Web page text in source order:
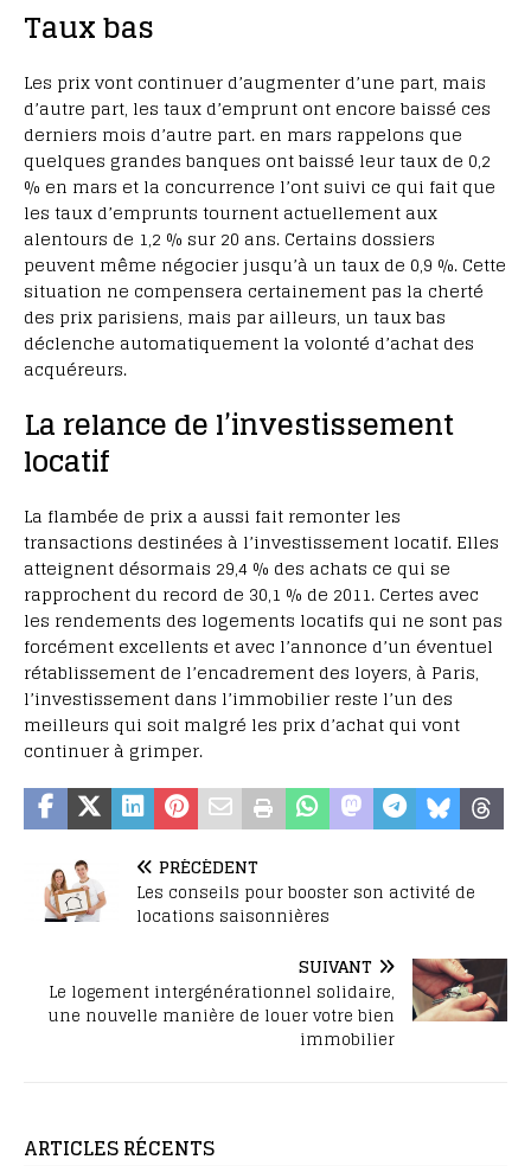
Taux bas
Les prix vont continuer d’augmenter d’une part, mais
d’autre part, les taux d’emprunt ont encore baissé ces
derniers mois d’autre part. en mars rappelons que
quelques grandes banques ont baissé leur taux de 0,2
% en mars et la concurrence l’ont suivi ce qui fait que
les taux d’emprunts tournent actuellement aux
alentours de 1,2 % sur 20 ans. Certains dossiers
peuvent même négocier jusqu’à un taux de 0,9 %. Cette
situation ne compensera certainement pas la cherté
des prix parisiens, mais par ailleurs, un taux bas
déclenche automatiquement la volonté d’achat des
acquéreurs.
La relance de l’investissement
locatif
La flambée de prix a aussi fait remonter les
transactions destinées à l’investissement locatif. Elles
atteignent désormais 29,4 % des achats ce qui se
rapprochent du record de 30,1 % de 2011. Certes avec
les rendements des logements locatifs qui ne sont pas
forcément excellents et avec l’annonce d’un éventuel
rétablissement de l’encadrement des loyers, à Paris,
l’investissement dans l’immobilier reste l’un des
meilleurs qui soit malgré les prix d’achat qui vont
continuer à grimper.
PRÉCÉDENT
Les conseils pour booster son activité de
locations saisonnières
SUIVANT
Le logement intergénérationnel solidaire,
une nouvelle manière de louer votre bien
immobilier
ARTICLES RÉCENTS